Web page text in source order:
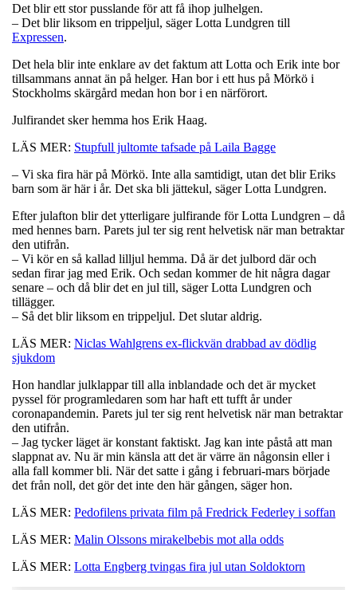
Det blir ett stor pusslande för att få ihop julhelgen.
– Det blir liksom en trippeljul, säger Lotta Lundgren till
Expressen.
Det hela blir inte enklare av det faktum att Lotta och Erik inte bor
tillsammans annat än på helger. Han bor i ett hus på Mörkö i
Stockholms skärgård medan hon bor i en närförort.
Julfirandet sker hemma hos Erik Haag.
LÄS MER: Stupfull jultomte tafsade på Laila Bagge
– Vi ska fira här på Mörkö. Inte alla samtidigt, utan det blir Eriks
barn som är här i år. Det ska bli jättekul, säger Lotta Lundgren.
Efter julafton blir det ytterligare julfirande för Lotta Lundgren – då
med hennes barn. Parets jul ter sig rent helvetisk när man betraktar
den utifrån.
– Vi kör en så kallad lilljul hemma. Då är det julbord där och
sedan firar jag med Erik. Och sedan kommer de hit några dagar
senare – och då blir det en jul till, säger Lotta Lundgren och
tillägger.
– Så det blir liksom en trippeljul. Det slutar aldrig.
LÄS MER: Niclas Wahlgrens ex-flickvän drabbad av dödlig
sjukdom
Hon handlar julklappar till alla inblandade och det är mycket
pyssel för programledaren som har haft ett tufft år under
coronapandemin. Parets jul ter sig rent helvetisk när man betraktar
den utifrån.
– Jag tycker läget är konstant faktiskt. Jag kan inte påstå att man
slappnat av. Nu är min känsla att det är värre än någonsin eller i
alla fall kommer bli. När det satte i gång i februari-mars började
det från noll, det gör det inte den här gången, säger hon.
LÄS MER: Pedofilens privata film på Fredrick Federley i soffan
LÄS MER: Malin Olssons mirakelbebis mot alla odds
LÄS MER: Lotta Engberg tvingas fira jul utan Soldoktorn